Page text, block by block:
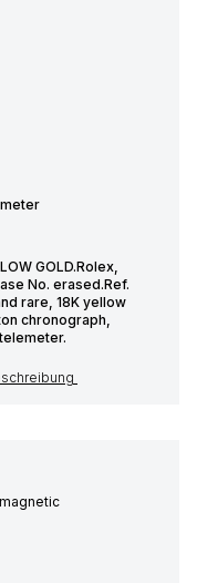
GOLD.Rolex,
No. erased.Ref.
rare, 18K yellow
chronograph,